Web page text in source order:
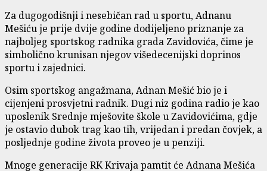
Za dugogodišnji i nesebičan rad u sportu, Adnanu
Mešiću je prije dvije godine dodijeljeno priznanje za
najboljeg sportskog radnika grada Zavidovića, čime je
simbolično krunisan njegov višedecenijski doprinos
sportu i zajednici.
Osim sportskog angažmana, Adnan Mešić bio je i
cijenjeni prosvjetni radnik. Dugi niz godina radio je kao
uposlenik Srednje mješovite škole u Zavidovićima, gdje
je ostavio dubok trag kao tih, vrijedan i predan čovjek, a
posljednje godine života proveo je u penziji.
Mnoge generacije RK Krivaja pamtit će Adnana Mešića